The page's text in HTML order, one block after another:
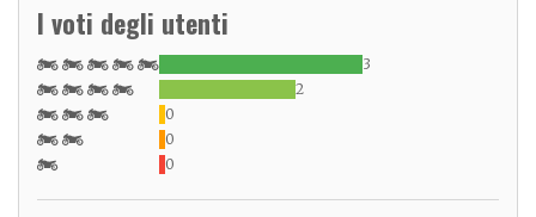
I voti degli utenti
3
2
0
0
0